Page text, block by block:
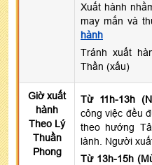
Xuất hành
may mắn và
hành
Tránh xuất
Thần (xấu)
Giờ xuất
hành
Theo Lý
Thuần
Phong
Từ 11h-13h
công việc đều
theo hướng
lành. Người
Từ 13h-15h